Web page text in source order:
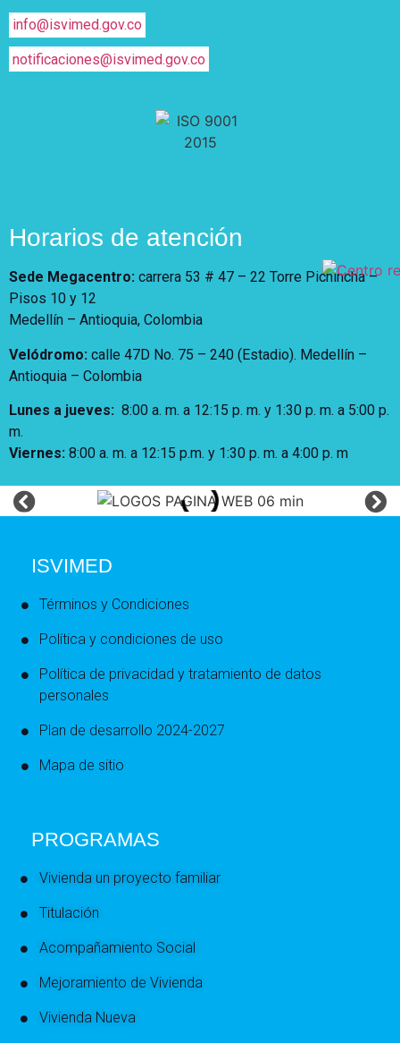
info@isvimed.gov.co
notificaciones@isvimed.gov.co
Horarios de atención
Sede Megacentro: carrera 53 # 47 – 22 Torre Pichincha –
Pisos 10 y 12
Medellín – Antioquia, Colombia
Velódromo: calle 47D No. 75 – 240 (Estadio). Medellín –
Antioquia – Colombia
Lunes a jueves: 8:00 a. m. a 12:15 p. m. y 1:30 p. m. a 5:00 p.
m.
Viernes: 8:00 a. m. a 12:15 p.m. y 1:30 p. m. a 4:00 p. m
ISVIMED
Términos y Condiciones
Política y condiciones de uso
Política de privacidad y tratamiento de datos
personales
Plan de desarrollo 2024-2027
Mapa de sitio
PROGRAMAS
Vivienda un proyecto familiar
Titulación
Acompañamiento Social
Mejoramiento de Vivienda
Vivienda Nueva